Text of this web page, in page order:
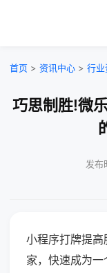
首页 > 资讯中心 > 行业
巧思制胜!微
发布
小程序打牌提
家，快速成为一